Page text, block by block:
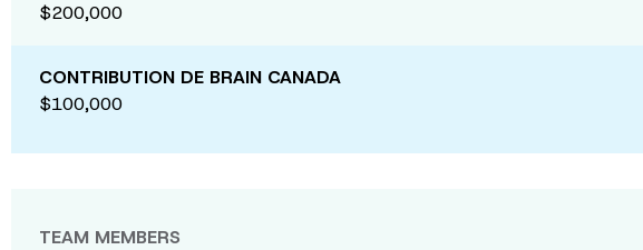
$200,000
CONTRIBUTION DE BRAIN CANADA
$100,000
TEAM MEMBERS